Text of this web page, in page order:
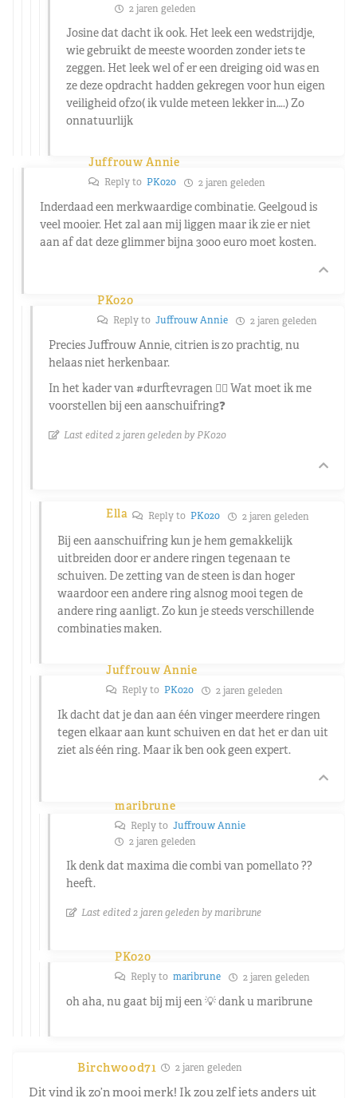
2 jaren geleden
Josine dat dacht ik ook. Het leek een wedstrijdje,
wie gebruikt de meeste woorden zonder iets te
zeggen. Het leek wel of er een dreiging oid was en
ze deze opdracht hadden gekregen voor hun eigen
veiligheid ofzo( ik vulde meteen lekker in….) Zo
onnatuurlijk
Juffrouw Annie
Reply to PK020 2 jaren geleden
Inderdaad een merkwaardige combinatie. Geelgoud is
veel mooier. Het zal aan mij liggen maar ik zie er niet
aan af dat deze glimmer bijna 3000 euro moet kosten.
PK020
Reply to Juffrouw Annie 2 jaren geleden
Precies Juffrouw Annie, citrien is zo prachtig, nu
helaas niet herkenbaar.
In het kader van #durftevragen 👉🏼 Wat moet ik me
voorstellen bij een aanschuifring❓
Last edited 2 jaren geleden by PK020
Ella Reply to PK020 2 jaren geleden
Bij een aanschuifring kun je hem gemakkelijk
uitbreiden door er andere ringen tegenaan te
schuiven. De zetting van de steen is dan hoger
waardoor een andere ring alsnog mooi tegen de
andere ring aanligt. Zo kun je steeds verschillende
combinaties maken.
Juffrouw Annie
Reply to PK020 2 jaren geleden
Ik dacht dat je dan aan één vinger meerdere ringen
tegen elkaar aan kunt schuiven en dat het er dan uit
ziet als één ring. Maar ik ben ook geen expert.
maribrune
Reply to Juffrouw Annie
2 jaren geleden
Ik denk dat maxima die combi van pomellato ??
heeft.
Last edited 2 jaren geleden by maribrune
PK020
Reply to maribrune 2 jaren geleden
oh aha, nu gaat bij mij een 💡 dank u maribrune
Birchwood71 2 jaren geleden
Dit vind ik zo’n mooi merk! Ik zou zelf iets anders uit